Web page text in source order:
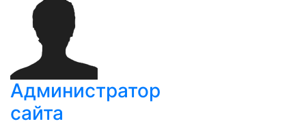
Администратор
сайта